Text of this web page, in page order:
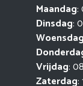
Maandag:
Dinsdag:
Woensdag
Vrijdag:
Zaterdag: